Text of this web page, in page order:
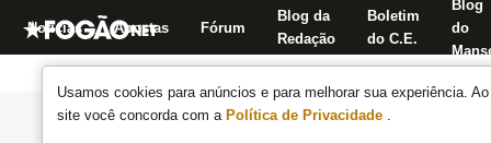
Usamos cookies para anúncios e para melhorar sua experiência.
site você concorda com a Política de Privacidade .
Notícias Apostas Fórum
Blog da
Redação
Boletim
do C.E.
Blog
do